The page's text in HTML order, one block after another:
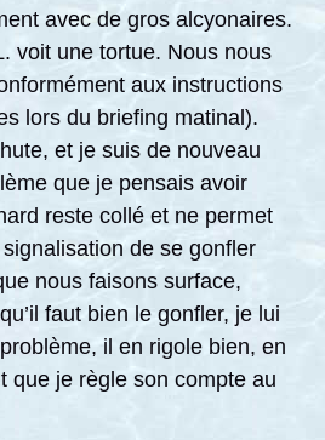
avec de gros alcyonaires.
voit une tortue. Nous nous
aux instructions
lors du briefing matinal).
et je suis de nouveau
que je pensais avoir
reste collé et ne permet
de se gonfler
nous faisons surface,
faut bien le gonfler, je lui
il en rigole bien, en
que je règle son compte au